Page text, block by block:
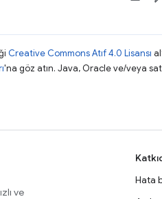
Creative Commons Atıf 4.0 Lisansı
'na göz atın. Java, Oracle ve/veya
ve
Hata